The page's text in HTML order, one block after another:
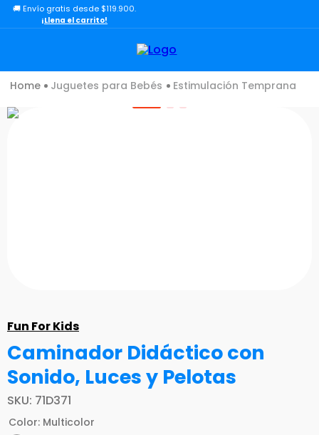
🚚 Envío gratis desde $119.900.
¡Llena el carrito!
Juguetes para Bebés Estimulación Temprana
Fun For Kids
Caminador Didáctico con
Sonido, Luces y Pelotas
SKU: 71D371
Color: Multicolor
TÉRMINOS MÁS BUSCADOS
3.
carro
4